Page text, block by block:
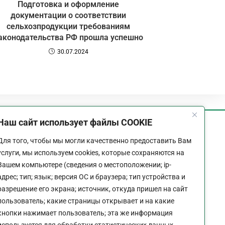
сайт использует файлы COOKIE
того, чтобы мы могли качественно предоставить Вам
мы используем cookies, которые сохраняются на
компьютере (сведения о местоположении; ip-
тип; язык; версия ОС и браузера; тип устройства и
его экрана; источник, откуда пришел на сайт
какие страницы открывает и на какие
нажимает пользователь; эта же информация
Подготовка и оформление
документации о соответствии
сельхозпродукции требованиям
РФ прошла успешно
30.07.2024
График работы
9:00 - 18:00
Выходной:Сб - Вс